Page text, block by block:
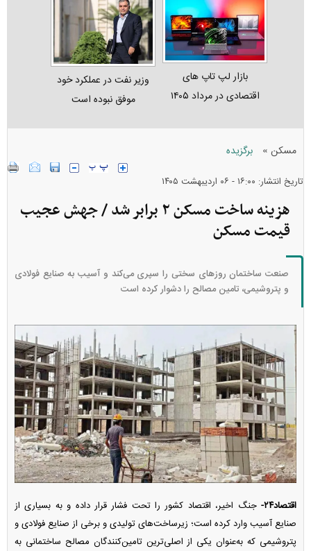
بازار لپ‌ تاپ‌ های
اقتصادی در مرداد ۱۴۰۵
وزیر نفت در عملکرد خود
موفق نبوده است
مسکن » برگزیده
تاریخ انتشار: ۱۶:۰۰ - ۰۶ ارديبهشت ۱۴۰۵
هزینه ساخت مسکن ۲ برابر شد / جهش عجیب
قیمت مسکن
صنعت ساختمان روز‌های سختی را سپری می‌کند و آسیب به صنایع فولادی
و پتروشیمی، تامین مصالح را دشوار کرده است
اقتصاد۲۴-
جنگ اخیر، اقتصاد کشور را تحت فشار قرار داده و به بسیاری از
صنایع آسیب وارد کرده است؛ زیرساخت‌های تولیدی و برخی از صنایع فولادی و
پتروشیمی که به‌عنوان یکی از اصلی‌ترین تامین‌کنندگان مصالح ساختمانی به